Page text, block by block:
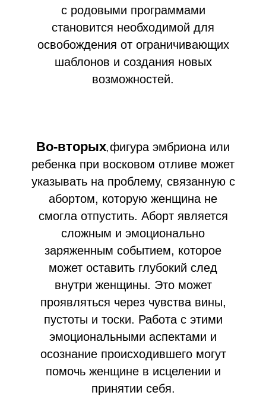
с родовыми программами
становится необходимой для
освобождения от ограничивающих
шаблонов и создания новых
возможностей.
Во-вторых, фигура эмбриона или
ребенка при восковом отливе может
указывать на проблему, связанную с
абортом, которую женщина не
смогла отпустить. Аборт является
сложным и эмоционально
заряженным событием, которое
может оставить глубокий след
внутри женщины. Это может
проявляться через чувства вины,
пустоты и тоски. Работа с этими
эмоциональными аспектами и
осознание происходившего могут
помочь женщине в исцелении и
принятии себя.